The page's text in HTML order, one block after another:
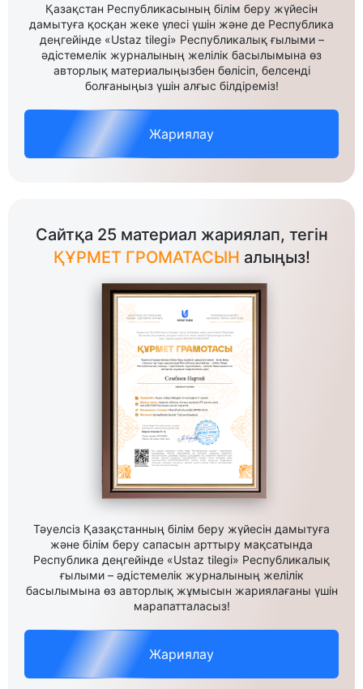
Қазақстан Республикасының білім беру жүйесін
дамытуға қосқан жеке үлесі үшін және де Республика
деңгейінде «Ustaz tilegi» Республикалық ғылыми –
әдістемелік журналының желілік басылымына өз
авторлық материалыңызбен бөлісіп, белсенді
болғаныңыз үшін алғыс білдіреміз!
Жариялау
Сайтқа 25 материал жариялап, тегін
ҚҰРМЕТ ГРОМАТАСЫН алыңыз!
Тәуелсіз Қазақстанның білім беру жүйесін дамытуға
және білім беру сапасын арттыру мақсатында
Республика деңгейінде «Ustaz tilegi» Республикалық
ғылыми – әдістемелік журналының желілік
басылымына өз авторлық жұмысын жариялағаны үшін
марапатталасыз!
Жариялау